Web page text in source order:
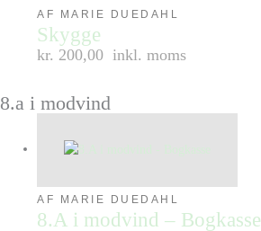
AF MARIE DUEDAHL
Skygge
kr. 200,00 inkl. moms
8.a i modvind
AF MARIE DUEDAHL
8.A i modvind – Bogkasse